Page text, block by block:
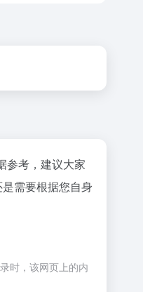
参考，建议大家
需要根据您自身
时，该网页上的内